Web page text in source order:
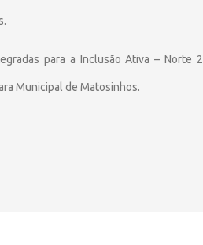
para a Inclusão Ativa –
Municipal de Matosinhos.